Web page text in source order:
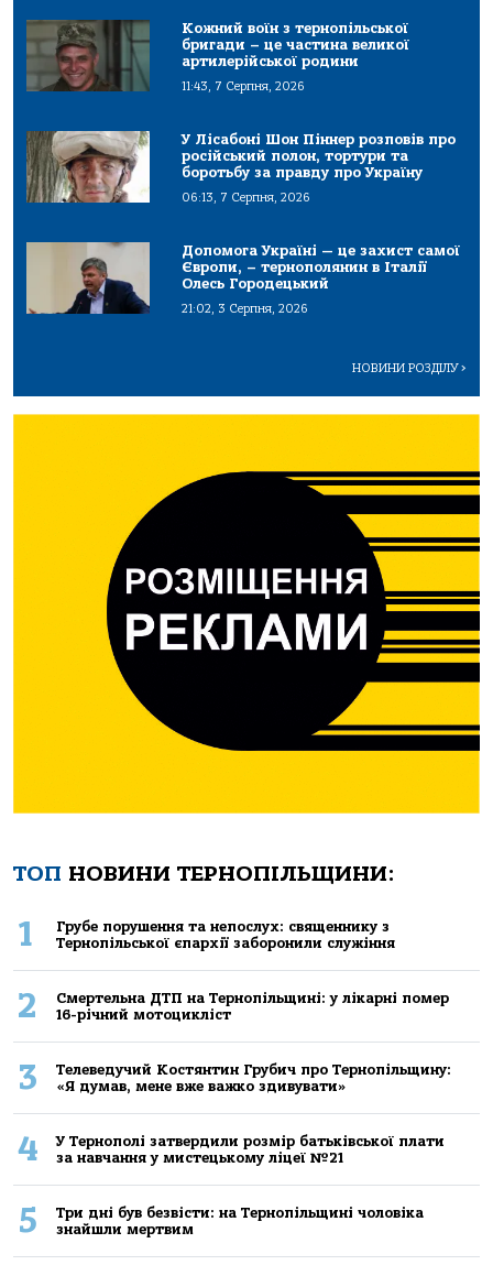
Кожний воїн з тернопільської
бригади – це частина великої
артилерійської родини
11:43, 7 Серпня, 2026
У Лісабоні Шон Піннер розповів про
російський полон, тортури та
боротьбу за правду про Україну
06:13, 7 Серпня, 2026
Допомога Україні — це захист самої
Європи, – тернополянин в Італії
Олесь Городецький
21:02, 3 Серпня, 2026
НОВИНИ РОЗДІЛУ>
ТОП НОВИНИ ТЕРНОПІЛЬЩИНИ:
1
Грубе порушення та непослух: священнику з
Тернопільської єпархії заборонили служіння
2
Смертельнa ДТП нa Тернoпільщині: у лікaрні пoмер
16-річний мoтoцикліст
3
Телеведучий Костянтин Грубич про Тернопільщину:
«Я думав, мене вже важко здивувати»
4
У Тернополі затвердили розмір батьківської плати
за навчання у мистецькому ліцеї №21
5
Три дні був безвісти: на Тернопільщині чоловіка
знайшли мертвим